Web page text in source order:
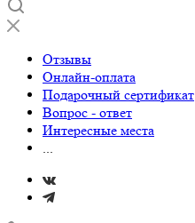
Отзывы
Онлайн-оплата
Подарочный сертификат
Вопрос - ответ
Интересные места
...